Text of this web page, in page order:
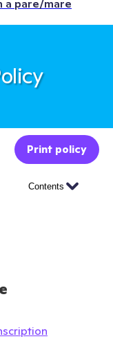
a pare/mare
Print policy
Contents